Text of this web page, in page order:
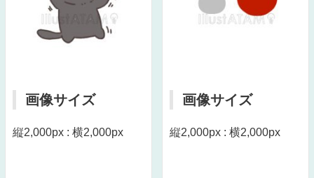
画像サイズ
縦2,000px : 横2,000px
画像サイズ
縦2,000px : 横2,000px